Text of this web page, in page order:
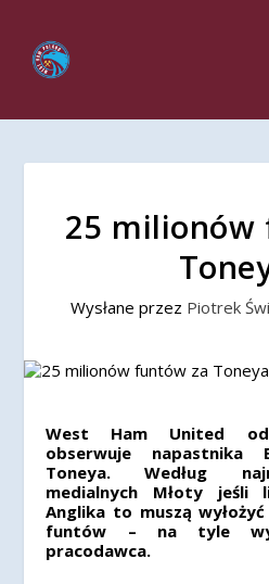
25 milionów
Wysłane przez Piotrek
West Ham United od
obserwuje
Toneya. Według
medialnych Młoty jeśli
Anglika to muszą
funtów – na tyle
pracodawca.